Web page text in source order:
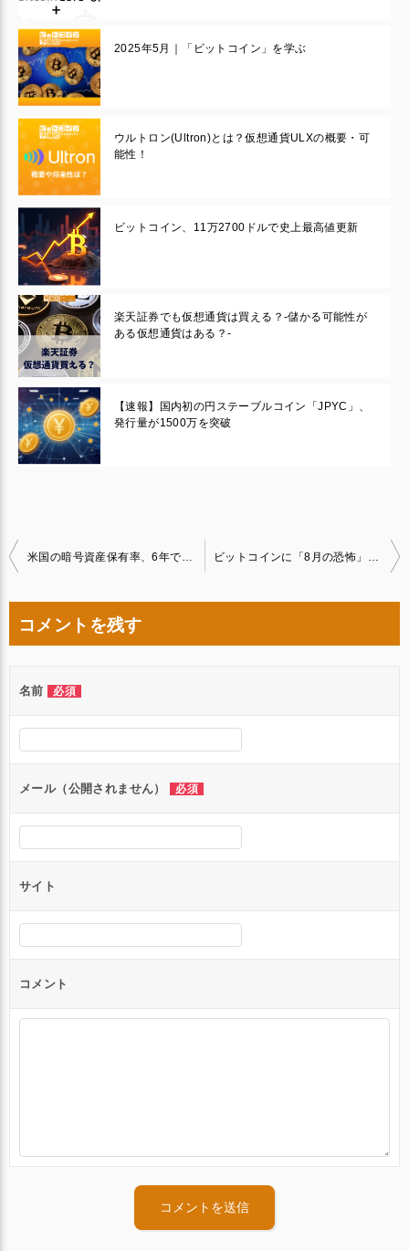
2025年5月｜「ビットコイン」を学ぶ
ウルトロン(Ultron)とは？仮想通貨ULXの概要・可
能性！
ビットコイン、11万2700ドルで史上最高値更新
楽天証券でも仮想通貨は買える？-儲かる可能性が
ある仮想通貨はある？-
【速報】国内初の円ステーブルコイン「JPYC」、
発行量が1500万を突破
投
ビ
ー
シ
ン
米国の暗号資産保有率、6年で8倍に ビットコインに「8月の恐怖」警戒感、VIX指数が示すボラティリティ上昇の兆し
コメントを残す
名前 必須
メール（公開されません） 必須
サイト
コメント